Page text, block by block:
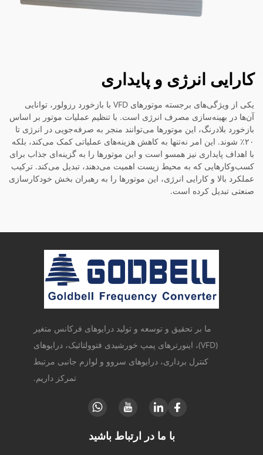
کارایی انرژی و پایداری
یکی از ویژگی‌های برجسته موتورهای VFD با بازخورد رزولور، توانایی
آن‌ها در بهینه‌سازی مصرف انرژی است. با تنظیم عملیات موتور بر اساس
بازخورد بلادرنگ، این موتورها می‌توانند منجر به صرفه‌جویی در انرژی تا
۲۰٪ شوند. این امر نه‌تنها به کاهش هزینه‌های عملیاتی کمک می‌کند، بلکه
با اهداف پایداری نیز همسو است و این موتورها را به گزینه‌ای جذاب برای
کسب‌وکارهایی که به محیط زیست اهمیت می‌دهند، تبدیل می‌کند. ترکیب
عملکرد بالا و کارایی انرژی، این موتورها را به رهبران بخش خودکارسازی
صنعتی تبدیل کرده است.
ما بر تحقیق و توسعه و تولید درایوهای فرکانس متغیر
(VFD)، اینورترهای پمپ خورشیدی فتوولتائیک، درایوهای
کنترل برداری، درایوهای سروو و لوازم جانبی مرتبط
تمرکز داریم.
با ما در ارتباط باشید